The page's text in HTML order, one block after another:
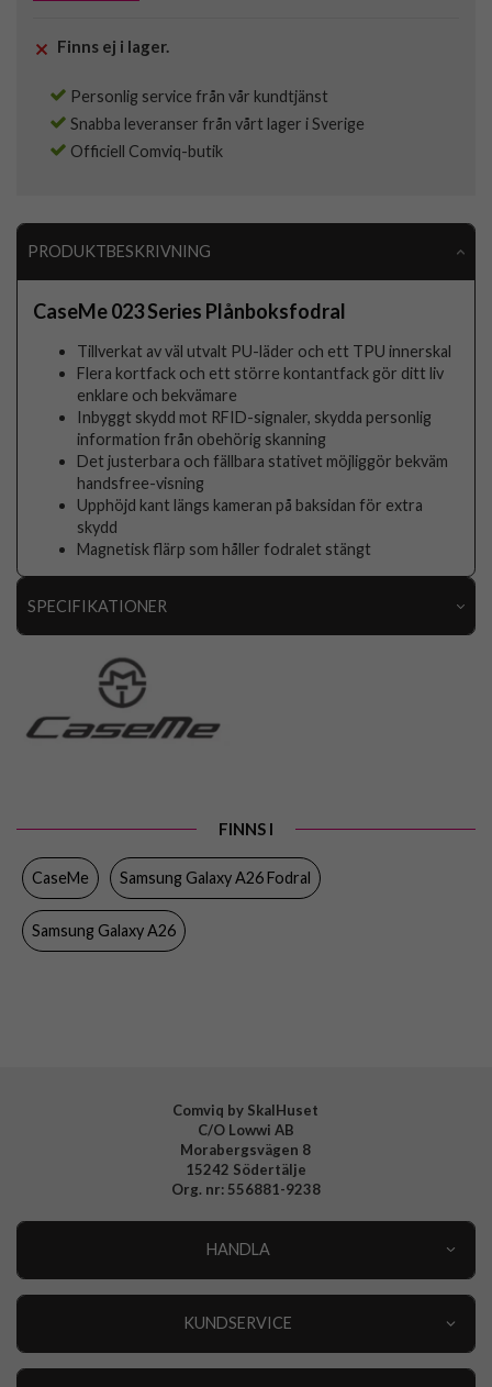
Finns ej i lager.
Personlig service från vår kundtjänst
Snabba leveranser från vårt lager i Sverige
Officiell Comviq-butik
PRODUKTBESKRIVNING
CaseMe 023 Series Plånboksfodral
Tillverkat av väl utvalt PU-läder och ett TPU innerskal
Flera kortfack och ett större kontantfack gör ditt liv
enklare och bekvämare
Inbyggt skydd mot RFID-signaler, skydda personlig
information från obehörig skanning
Det justerbara och fällbara stativet möjliggör bekväm
handsfree-visning
Upphöjd kant längs kameran på baksidan för extra
skydd
Magnetisk flärp som håller fodralet stängt
SPECIFIKATIONER
Passar till
Produkttyp
Varumärke
FINNS I
CaseMe Samsung Galaxy A26 Fodral
Samsung Galaxy A26
Comviq by SkalHuset
C/O Lowwi AB
Morabergsvägen 8
15242 Södertälje
Org. nr: 556881-9238
HANDLA
KUNDSERVICE